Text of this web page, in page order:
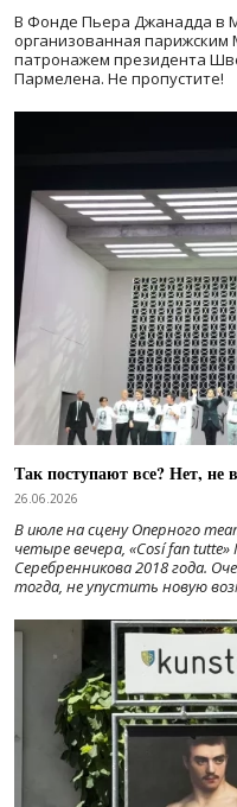
В Фонде Пьера Джанадда в
организованная
патронажем президента
Пармелена. Не пропустите!
Так поступают все? Нет, не
26.06.2026
В июле на сцену Оперного
четыре вечера, «Cosí fan
Серебренникова 2018 года.
тогда, не упустить новую